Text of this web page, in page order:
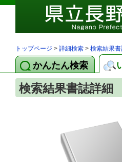
トップページ > 詳細検索 > 検索結果
かんたん検索
検索結果書誌詳細